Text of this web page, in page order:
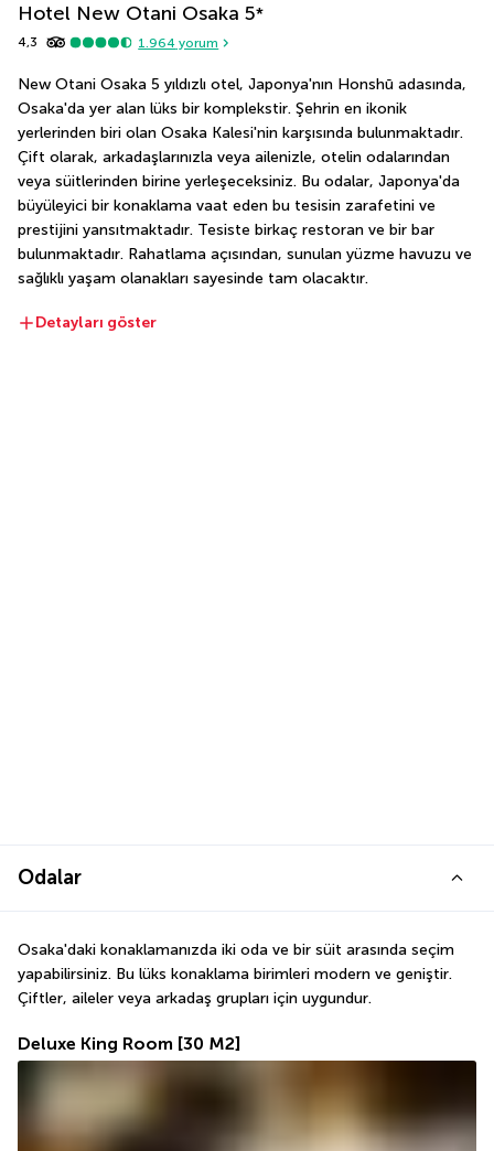
Hotel New Otani Osaka 5*
4,3 1.964 yorum
New Otani Osaka 5 yıldızlı otel, Japonya'nın Honshū adasında,
Osaka'da yer alan lüks bir komplekstir. Şehrin en ikonik
yerlerinden biri olan Osaka Kalesi'nin karşısında bulunmaktadır.
Çift olarak, arkadaşlarınızla veya ailenizle, otelin odalarından
veya süitlerinden birine yerleşeceksiniz. Bu odalar, Japonya'da
büyüleyici bir konaklama vaat eden bu tesisin zarafetini ve
prestijini yansıtmaktadır. Tesiste birkaç restoran ve bir bar
bulunmaktadır. Rahatlama açısından, sunulan yüzme havuzu ve
sağlıklı yaşam olanakları sayesinde tam olacaktır.
Detayları göster
Odalar
Osaka'daki konaklamanızda iki oda ve bir süit arasında seçim
yapabilirsiniz. Bu lüks konaklama birimleri modern ve geniştir.
Çiftler, aileler veya arkadaş grupları için uygundur.
Deluxe King Room [30 M2]